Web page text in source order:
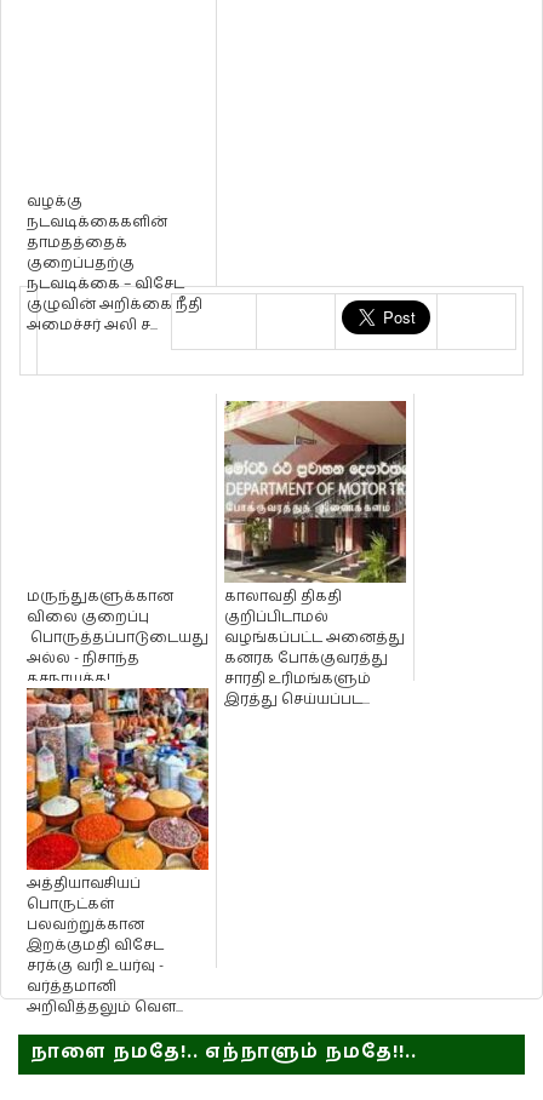
வழக்கு
நடவடிக்கைகளின்
தாமதத்தைக்
குறைப்பதற்கு
நடவடிக்கை – விசேட
குழுவின் அறிக்கை நீதி
அமைச்சர் அலி ச...
மருந்துகளுக்கான
விலை குறைப்பு
பொருத்தப்பாடுடையது
அல்ல - நிசாந்த
தசநாயக்க!
காலாவதி திகதி
குறிப்பிடாமல்
வழங்கப்பட்ட அனைத்து
கனரக போக்குவரத்து
சாரதி உரிமங்களும்
இரத்து செய்யப்பட...
அத்தியாவசியப்
பொருட்கள்
பலவற்றுக்கான
இறக்குமதி விசேட
சரக்கு வரி உயர்வு -
வர்த்தமானி
அறிவித்தலும் வெள...
நாளை நமதே!.. எந்நாளும் நமதே!!..